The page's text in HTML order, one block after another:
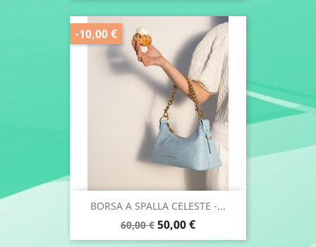
BORSA A SPALLA CELESTE -...
Prezzo
base
60,00 € Prezzo
50,00 €
-10,00 €